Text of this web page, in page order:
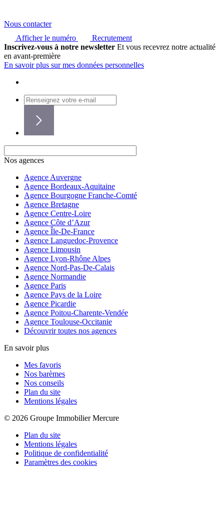
Nous contacter
Afficher le numéro
Recrutement
Inscrivez-vous à notre newsletter Et vous recevrez notre actualité
en avant-première
En savoir plus sur mes données personnelles
Nos agences
Agence Auvergne
Agence Bordeaux-Aquitaine
Agence Bourgogne Franche-Comté
Agence Bretagne
Agence Centre-Loire
Agence Côte d’Azur
Agence Île-De-France
Agence Languedoc-Provence
Agence Limousin
Agence Lyon-Rhône Alpes
Agence Nord-Pas-De-Calais
Agence Normandie
Agence Paris
Agence Pays de la Loire
Agence Picardie
Agence Poitou-Charente-Vendée
Agence Toulouse-Occitanie
Découvrir toutes nos agences
En savoir plus
Mes favoris
Nos barèmes
Nos conseils
Plan du site
Mentions légales
© 2026 Groupe Immobilier Mercure
Plan du site
Mentions légales
Politique de confidentialité
Paramètres des cookies